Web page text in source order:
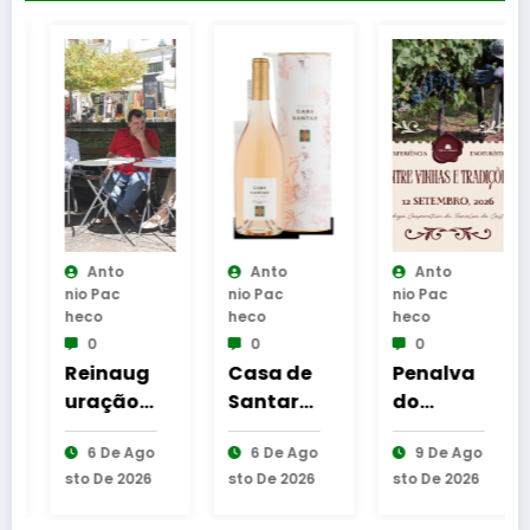
Anto
Nio Pac
Heco
0
Reinaug
uração
da
Cabine
de
6 De Ago
Sto De 2026
Anto
Nio Pac
Heco
0
Casa de
Santar
Vinhos
destaca
três
6 De Ago
Sto De 2026
Anto
Nio Pac
Heco
0
Penalva
do
Castelo
acolhe
experiên
9 De Ago
Sto De 2026